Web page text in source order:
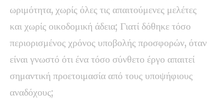
ωριμότητα, χωρίς όλες τις απαιτούμενες μελέτες
και χωρίς οικοδομική άδεια; Γιατί δόθηκε τόσο
περιορισμένος χρόνος υποβολής προσφορών, όταν
είναι γνωστό ότι ένα τόσο σύνθετο έργο απαιτεί
σημαντική προετοιμασία από τους υποψήφιους
αναδόχους;